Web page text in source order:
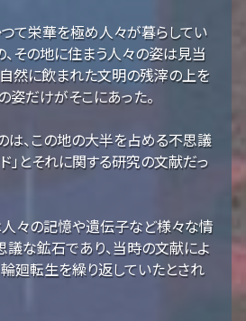
て栄華を極め人々が暮らしてい
その地に住まう人々の姿は見当
自然に飲まれた文明の残滓の上を
だけがそこにあった。
は、この地の大半を占める不思議
」とそれに関する研究の文献だっ
人々の記憶や遺伝子など様々な情
議な鉱石であり、当時の文献によ
廻転生を繰り返していたとされ